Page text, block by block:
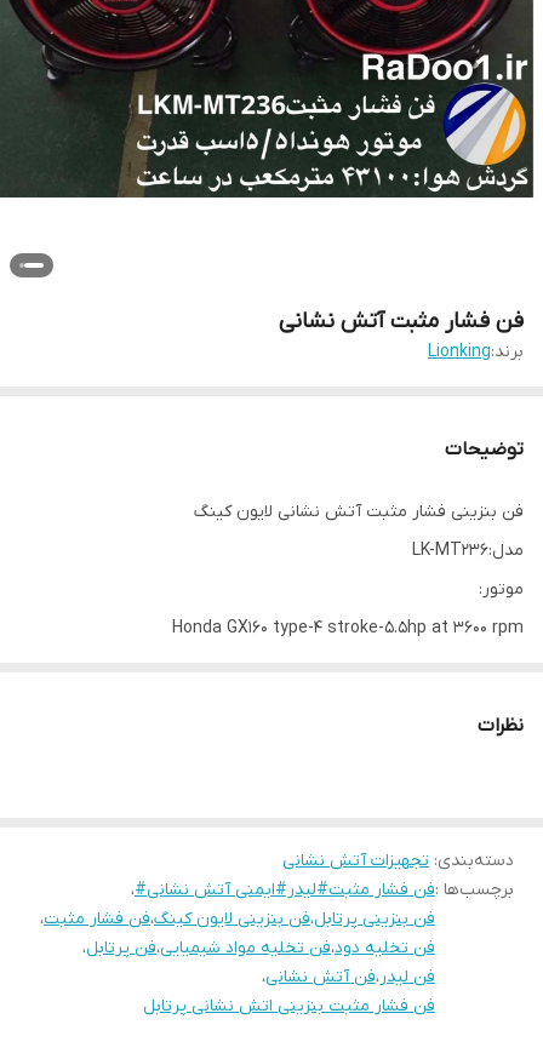
فن فشار مثبت آتش نشانی
برند:Lionking
توضیحات
فن بنزینی فشار مثبت آتش نشانی لایون کینگ
مدل:LK-MT236
موتور:
Honda GX160 type-4 stroke-5.5hp at 3600 rpm
نظرات
دسته‌بندی: تجهیزات آتش نشانی
برچسب‌ها :فن فشار مثبت#لیدر#ایمنی آتش نشانی#،
فن بنزینی پرتابل،فن بنزینی لایون کینگ،فن فشار مثبت،
فن تخلیه دود،فن تخلیه مواد شیمیایی،فن پرتابل،
فن لیدر،فن آتش نشانی،
فن فشار مثبت بنزینی اتش نشانی پرتابل